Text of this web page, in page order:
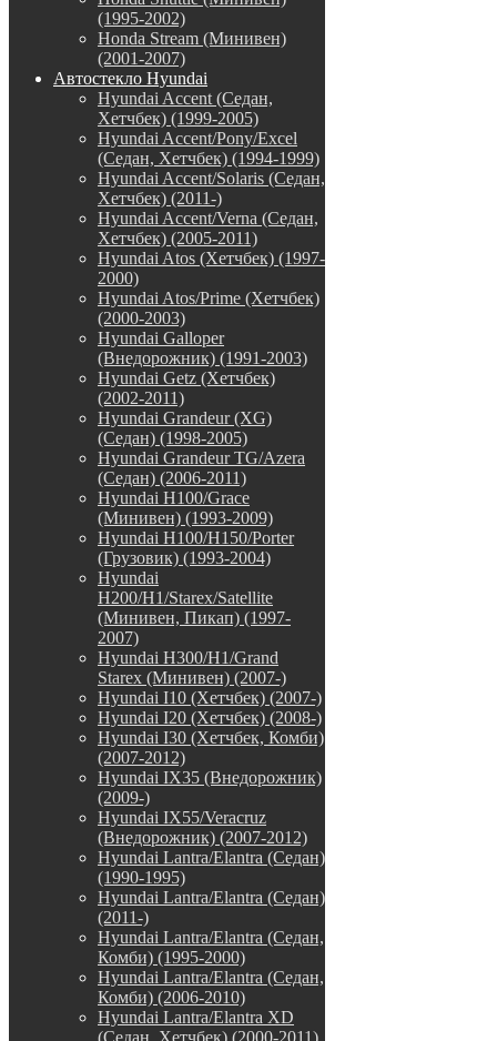
(1995-2002)
Honda Stream (Минивен)
(2001-2007)
Автостекло Hyundai
Hyundai Accent (Седан,
Хетчбек) (1999-2005)
Hyundai Accent/Pony/Excel
(Седан, Хетчбек) (1994-1999)
Hyundai Accent/Solaris (Седан,
Хетчбек) (2011-)
Hyundai Accent/Verna (Седан,
Хетчбек) (2005-2011)
Hyundai Atos (Хетчбек) (1997-
2000)
Hyundai Atos/Prime (Хетчбек)
(2000-2003)
Hyundai Galloper
(Внедорожник) (1991-2003)
Hyundai Getz (Хетчбек)
(2002-2011)
Hyundai Grandeur (XG)
(Седан) (1998-2005)
Hyundai Grandeur TG/Azera
(Седан) (2006-2011)
Hyundai H100/Grace
(Минивен) (1993-2009)
Hyundai H100/H150/Porter
(Грузовик) (1993-2004)
Hyundai
H200/H1/Starex/Satellite
(Минивен, Пикап) (1997-
2007)
Hyundai H300/H1/Grand
Starex (Минивен) (2007-)
Hyundai I10 (Хетчбек) (2007-)
Hyundai I20 (Хетчбек) (2008-)
Hyundai I30 (Хетчбек, Комби)
(2007-2012)
Hyundai IX35 (Внедорожник)
(2009-)
Hyundai IX55/Veracruz
(Внедорожник) (2007-2012)
Hyundai Lantra/Elantra (Седан)
(1990-1995)
Hyundai Lantra/Elantra (Седан)
(2011-)
Hyundai Lantra/Elantra (Седан,
Комби) (1995-2000)
Hyundai Lantra/Elantra (Седан,
Комби) (2006-2010)
Hyundai Lantra/Elantra XD
(Седан, Хетчбек) (2000-2011)